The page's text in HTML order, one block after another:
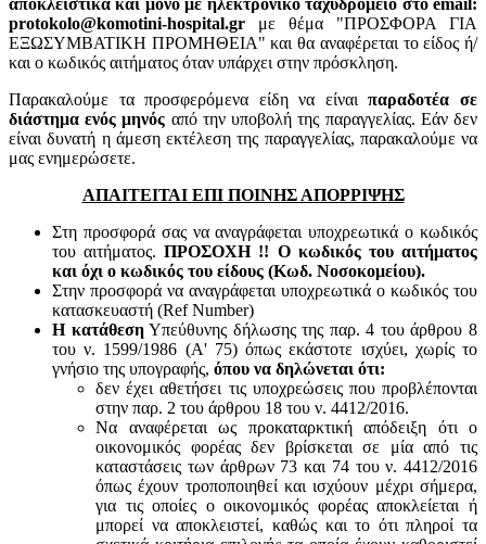
αποκλειστικά και μόνο με ηλεκτρονικό ταχυδρομείο στο email:
protokolo@komotini-hospital.gr με θέμα "ΠΡΟΣΦΟΡΑ ΓΙΑ
ΕΞΩΣΥΜΒΑΤΙΚΗ ΠΡΟΜΗΘΕΙΑ" και θα αναφέρεται το είδος ή/
και ο κωδικός αιτήματος όταν υπάρχει στην πρόσκληση.
Παρακαλούμε τα προσφερόμενα είδη να είναιπαραδοτέα σε
διάστημα ενός μηνός από την υποβολή της παραγγελίας. Εάν δεν
είναι δυνατή η άμεση εκτέλεση της παραγγελίας, παρακαλούμε να
μας ενημερώσετε.
ΑΠΑΙΤΕΙΤΑΙ ΕΠΙ ΠΟΙΝΗΣ ΑΠΟΡΡΙΨΗΣ
Στη προσφορά σας να αναγράφεται υποχρεωτικά ο κωδικός
του αιτήματος.ΠΡΟΣΟΧΗ !! Ο κωδικός του αιτήματος
και όχι ο κωδικός του είδους (Κωδ. Νοσοκομείου).
Στην προσφορά να αναγράφεται υποχρεωτικά ο κωδικός του
κατασκευαστή (Ref Number)
Η κατάθεσηΥπεύθυνης δήλωσης της παρ. 4 του άρθρου 8
του ν. 1599/1986 (Α' 75) όπως εκάστοτε ισχύει, χωρίς το
γνήσιο της υπογραφής, όπου να δηλώνεται ότι:
δεν έχει αθετήσει τις υποχρεώσεις που προβλέπονται
στην παρ. 2 του άρθρου 18 του ν. 4412/2016.
Να αναφέρεται ως προκαταρκτική απόδειξη ότι ο
οικονομικός φορέας δεν βρίσκεται σε μία από τις
καταστάσεις των άρθρων 73 και 74 του ν. 4412/2016
όπως έχουν τροποποιηθεί και ισχύουν μέχρι σήμερα,
για τις οποίες ο οικονομικός φορέας αποκλείεται ή
μπορεί να αποκλειστεί, καθώς και το ότι πληροί τα